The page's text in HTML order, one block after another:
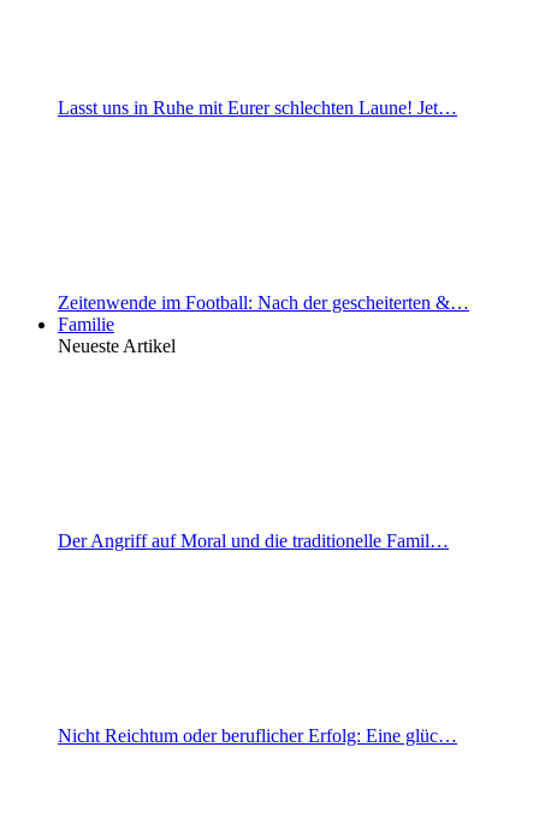
Lasst uns in Ruhe mit Eurer schlechten Laune! Jet…
Zeitenwende im Football: Nach der gescheiterten &…
Familie
Neueste Artikel
Der Angriff auf Moral und die traditionelle Famil…
Nicht Reichtum oder beruflicher Erfolg: Eine glüc…